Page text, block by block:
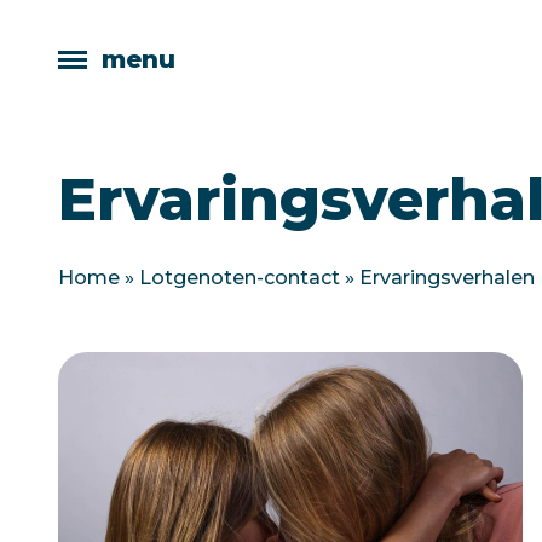
menu
Home » Lotgenoten-contact » Ervaringsverhalen